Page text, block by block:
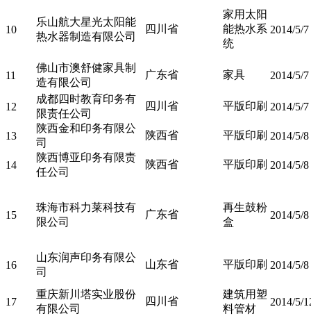
10
乐山航大星光太阳能
热水器制造有限公司
四川省
家用太阳
能热水系
统
2014/5/7
11
佛山市澳舒健家具制
造有限公司
广东省 家具 2014/5/7
12
成都四时教育印务有
限责任公司
四川省 平版印刷 2014/5/7
13
陕西金和印务有限公
司
陕西省 平版印刷 2014/5/8
14
陕西博亚印务有限责
任公司
陕西省 平版印刷 2014/5/8
15
珠海市科力莱科技有
限公司
广东省
再生鼓粉
盒
2014/5/8
16
山东润声印务有限公
司
山东省 平版印刷 2014/5/8
17
重庆新川塔实业股份
有限公司
四川省
建筑用塑
料管材
2014/5/